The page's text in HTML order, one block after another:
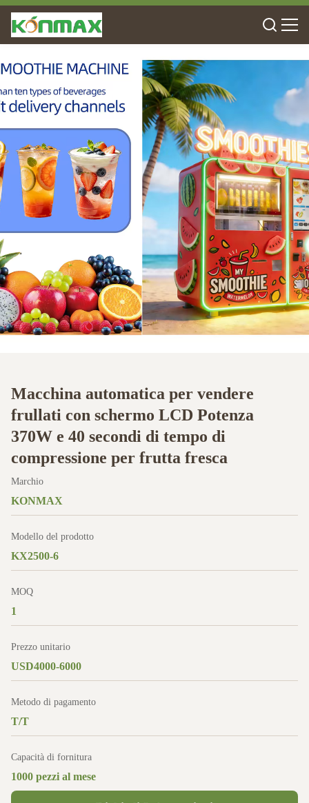
Macchina automatica per vendere
frullati con schermo LCD Potenza
370W e 40 secondi di tempo di
compressione per frutta fresca
Marchio
KONMAX
Modello del prodotto
KX2500-6
MOQ
1
Prezzo unitario
USD4000-6000
Metodo di pagamento
T/T
Capacità di fornitura
1000 pezzi al mese